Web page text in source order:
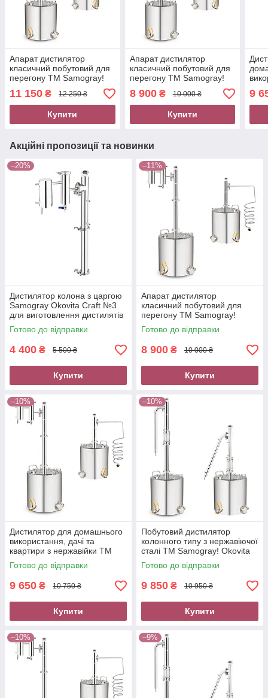
Апарат дистилятор
класичний побутовий для
перегону TM Samogray!
Okovita Craft з
нержавіючої сталі
11 150 ₴ 12 250 ₴
Купити
Апарат дистилятор
класичний побутовий для
перегону TM Samogray!
Okovita Craft з
нержавіючої сталі
8 900₴ 10 000 ₴
Купити
9
Акційні пропозиції та новинки
–20%
Дистилятор колона з царгою
Samogray Okovita Craft №3
для виготовлення дистилятів
новачками та майстрами
Готово до відправки
4 400 ₴ 5 500 ₴
Купити
–11%
Апарат дистилятор
класичний побутовий для
перегону TM Samogray!
Okovita Craft з нержавіючої
сталі
Готово до відправки
8 900 ₴ 10 000 ₴
Купити
–10%
Дистилятор для домашнього
використання, дачі та
квартири з нержавійки TM
Samogray! Okovita Craft
Готово до відправки
9 650 ₴ 10 750 ₴
Купити
–10%
Побутовий дистилятор
колонного типу з нержавіючої
сталі TM Samogray! Okovita
Profi
Готово до відправки
9 850 ₴ 10 950 ₴
Купити
–10% –9%